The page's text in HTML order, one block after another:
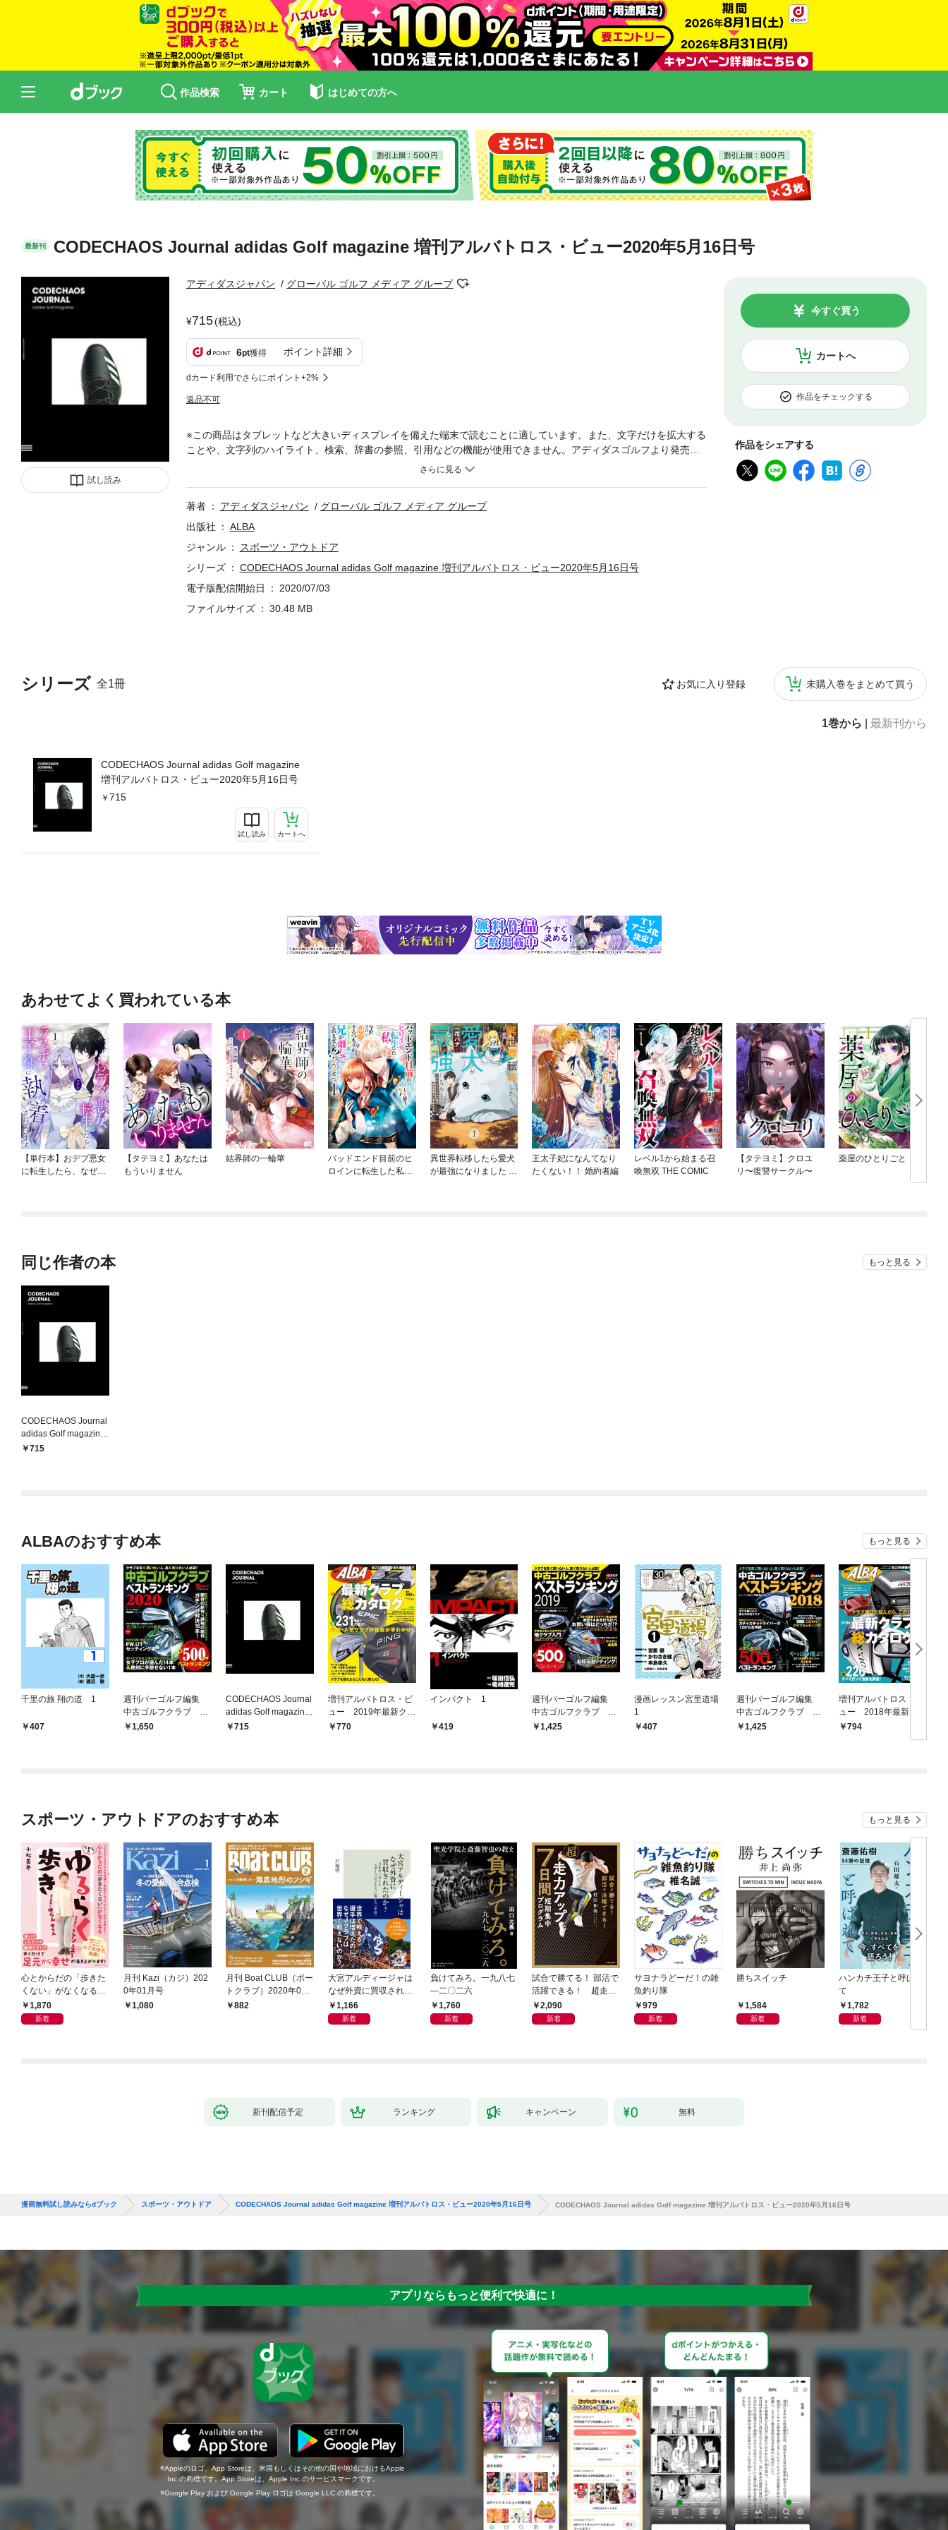
作品検索 カート はじめての方へ
最新刊 CODECHAOS Journal adidas Golf magazine 増刊アルバトロス・ビュー2020年5月16日号
試し読み
アディダスジャパン グローバル ゴルフ メディア グループ
715(税込)
6pt獲得 ポイント詳細
dカード利用でさらにポイント+2%
返品不可
カートへ
今すぐ買う
作品をチェックする
作品をシェアする
シリーズ 全1冊 お気に入り登録 未購入巻をまとめて買う
1巻から 最新刊から
CODECHAOS Journal adidas Golf magazine
増刊アルバトロス・ビュー2020年5月16日号
715
試し読み カートへ
※この商品はタブレットなど大きいディスプレイを備えた端末で読むことに適しています。また、文字だけを拡大する
ことや、文字列のハイライト、検索、辞書の参照、引用などの機能が使用できません。アディダスゴルフより発売さ
れたフットウェアシリーズ「コードカオス」。PGA、LPGAツアーのプロがこぞって着用し、世界中のゴルファーから
リューム満点の内容をお届けします。
著者 アディダスジャパン
グローバル ゴルフ メディア グループ
出版社
ALBA
ジャンル
スポーツ・アウトドア
シリーズ
CODECHAOS Journal adidas Golf magazine 増刊アルバトロス・ビュー2020年5月16日号
電子版配信開始日
2020/07/03
ファイルサイズ
30.48 MB
あわせてよく買われている本
【単行本】おデブ悪女
に転生したら、なぜか
【タテヨミ】あなたは
もういりません
結界師の一輪華
バッドエンド目前のヒ
ロインに転生した私、
異世界転移したら愛犬
が最強になりました ～
王太子妃になんてなり
たくない！！ 婚約者編
レベル1から始まる召
喚無双 THE COMIC
【タテヨミ】クロユ
リ〜復讐サークル〜
薬屋のひとりごと
同じ作者の本 もっと見る
CODECHAOS Journal
adidas Golf magazine
増刊アルバトロス・ビ
715
ALBAのおすすめ本 もっと見る
千里の旅 翔の道 1
407
週刊パーゴルフ編集
中古ゴルフクラブ ベ
ストランキング2020
1,650
CODECHAOS Journal
adidas Golf magazine
増刊アルバトロス・ビ
715
増刊アルバトロス・ビ
ュー 2019年最新クラ
ブ総カタログ
770
インパクト 1
419
週刊パーゴルフ編集
中古ゴルフクラブ ベ
ストランキング2019
1,425
漫画レッスン宮里道場
1
407
週刊パーゴルフ編集
中古ゴルフクラブ ベ
ストランキング2018
1,425
増刊アルバトロス・ビ
ュー 2018年最新クラ
ブ総カタログ
794
スポーツ・アウトドアのおすすめ本 もっと見る
心とからだの「歩きた
くない」がなくなる
らせん流 ゆるらく歩
き
1,870
新着
月刊 Kazi（カジ）202
0年01月号
1,080
月刊 Boat CLUB（ボー
トクラブ）2020年02
月号882
大宮アルディージャは
なぜ外資に買収された
のか？～日本サッカー
とスポーツビジネスに
1,166
新着
負けてみろ。一九八七
―二〇二六
1,760
新着
試合で勝てる！ 部活で
活躍できる！ 超走力
アップ 7日間短期集中
プログラム
2,090
新着
サヨナラどーだ！の雑
魚釣り隊
979
新着
勝ちスイッチ
1,584
新着
ハンカチ王子と呼ばれ
て
1,782
新着
新刊配信予定 ランキング キャンペーン 無料
漫画無料試し読みならdブック スポーツ・アウトドア CODECHAOS Journal adidas Golf magazine 増刊アルバトロス・ビュー2020年5月16日号 CODECHAOS Journal adidas Golf magazine 増刊アルバトロス・ビュー2020年5月16日号
アプリならもっと便利で快適に！
Appleのロゴ、App Storeは、米国もしくはその他の国や地域におけるApple
Inc.の商標です。App Storeは、Apple Inc.のサービスマークです。
Google Play および Google Play ロゴは Google LLC の商標です。